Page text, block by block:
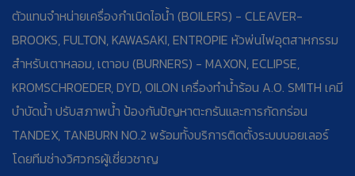
ตัวแทนจำหน่ายเครื่องกำเนิดไอน้ำ (BOILERS) - CLEAVER-
BROOKS, FULTON, KAWASAKI, ENTROPIE หัวพ่นไฟอุตสาหกรรม
สำหรับเตาหลอม, เตาอบ (BURNERS) - MAXON, ECLIPSE,
KROMSCHROEDER, DYD, OILON เครื่องทำน้ำร้อน A.O. SMITH เคมี
บำบัดน้ำ ปรับสภาพน้ำ ป้องกันปัญหาตะกรันและการกัดกร่อน
TANDEX, TANBURN NO.2 พร้อมทั้งบริการติดตั้งระบบบอยเลอร์
โดยทีมช่างวิศวกรผู้เชี่ยวชาญ